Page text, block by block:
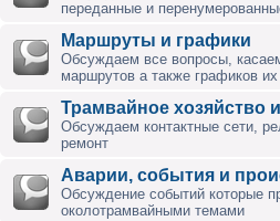
переданные и
Маршруты и графики
Обсуждаем все вопросы,
маршрутов а также графиков
Трамвайное хозяйство
Обсуждаем контактные сети,
ремонт
Аварии, события и
Обсуждение событий которые
околотрамвайными темами